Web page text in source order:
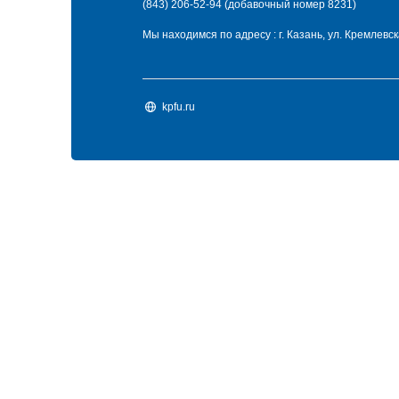
(843) 206-52-94 (добавочный номер 8231)
Мы находимся по адресу : г. Казань, ул.
kpfu.ru